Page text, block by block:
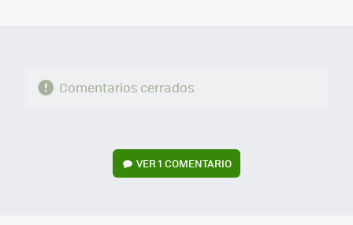
Comentarios cerrados
VER1 COMENTARIO